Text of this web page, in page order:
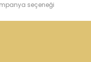
seçeneği